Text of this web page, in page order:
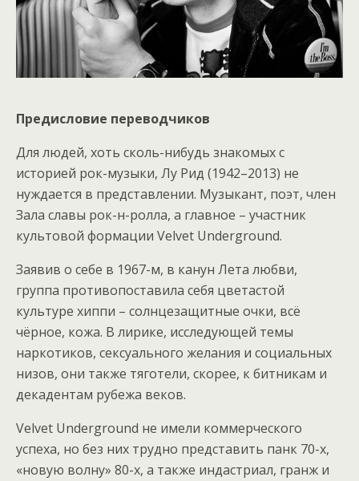
Предисловие переводчиков
Для людей, хоть сколь-нибудь знакомых с
историей рок-музыки, Лу Рид (1942–2013) не
нуждается в представлении. Музыкант, поэт, член
Зала славы рок-н-ролла, а главное – участник
культовой формации Velvet Underground.
Заявив о себе в 1967-м, в канун Лета любви,
группа противопоставила себя цветастой
культуре хиппи – солнцезащитные очки, всё
чёрное, кожа. В лирике, исследующей темы
наркотиков, сексуального желания и социальных
низов, они также тяготели, скорее, к битникам и
декадентам рубежа веков.
Velvet Underground не имели коммерческого
успеха, но без них трудно представить панк 70-х,
«новую волну» 80-х, а также индастриал, гранж и